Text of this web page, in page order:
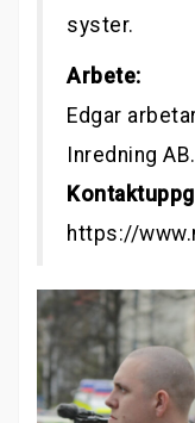
syster.
Arbete:
Edgar
Inredning AB.
https://